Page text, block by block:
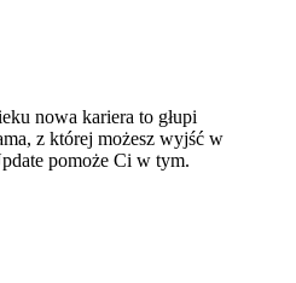
nowa kariera to głupi
z której możesz wyjść w
pomoże Ci w tym.